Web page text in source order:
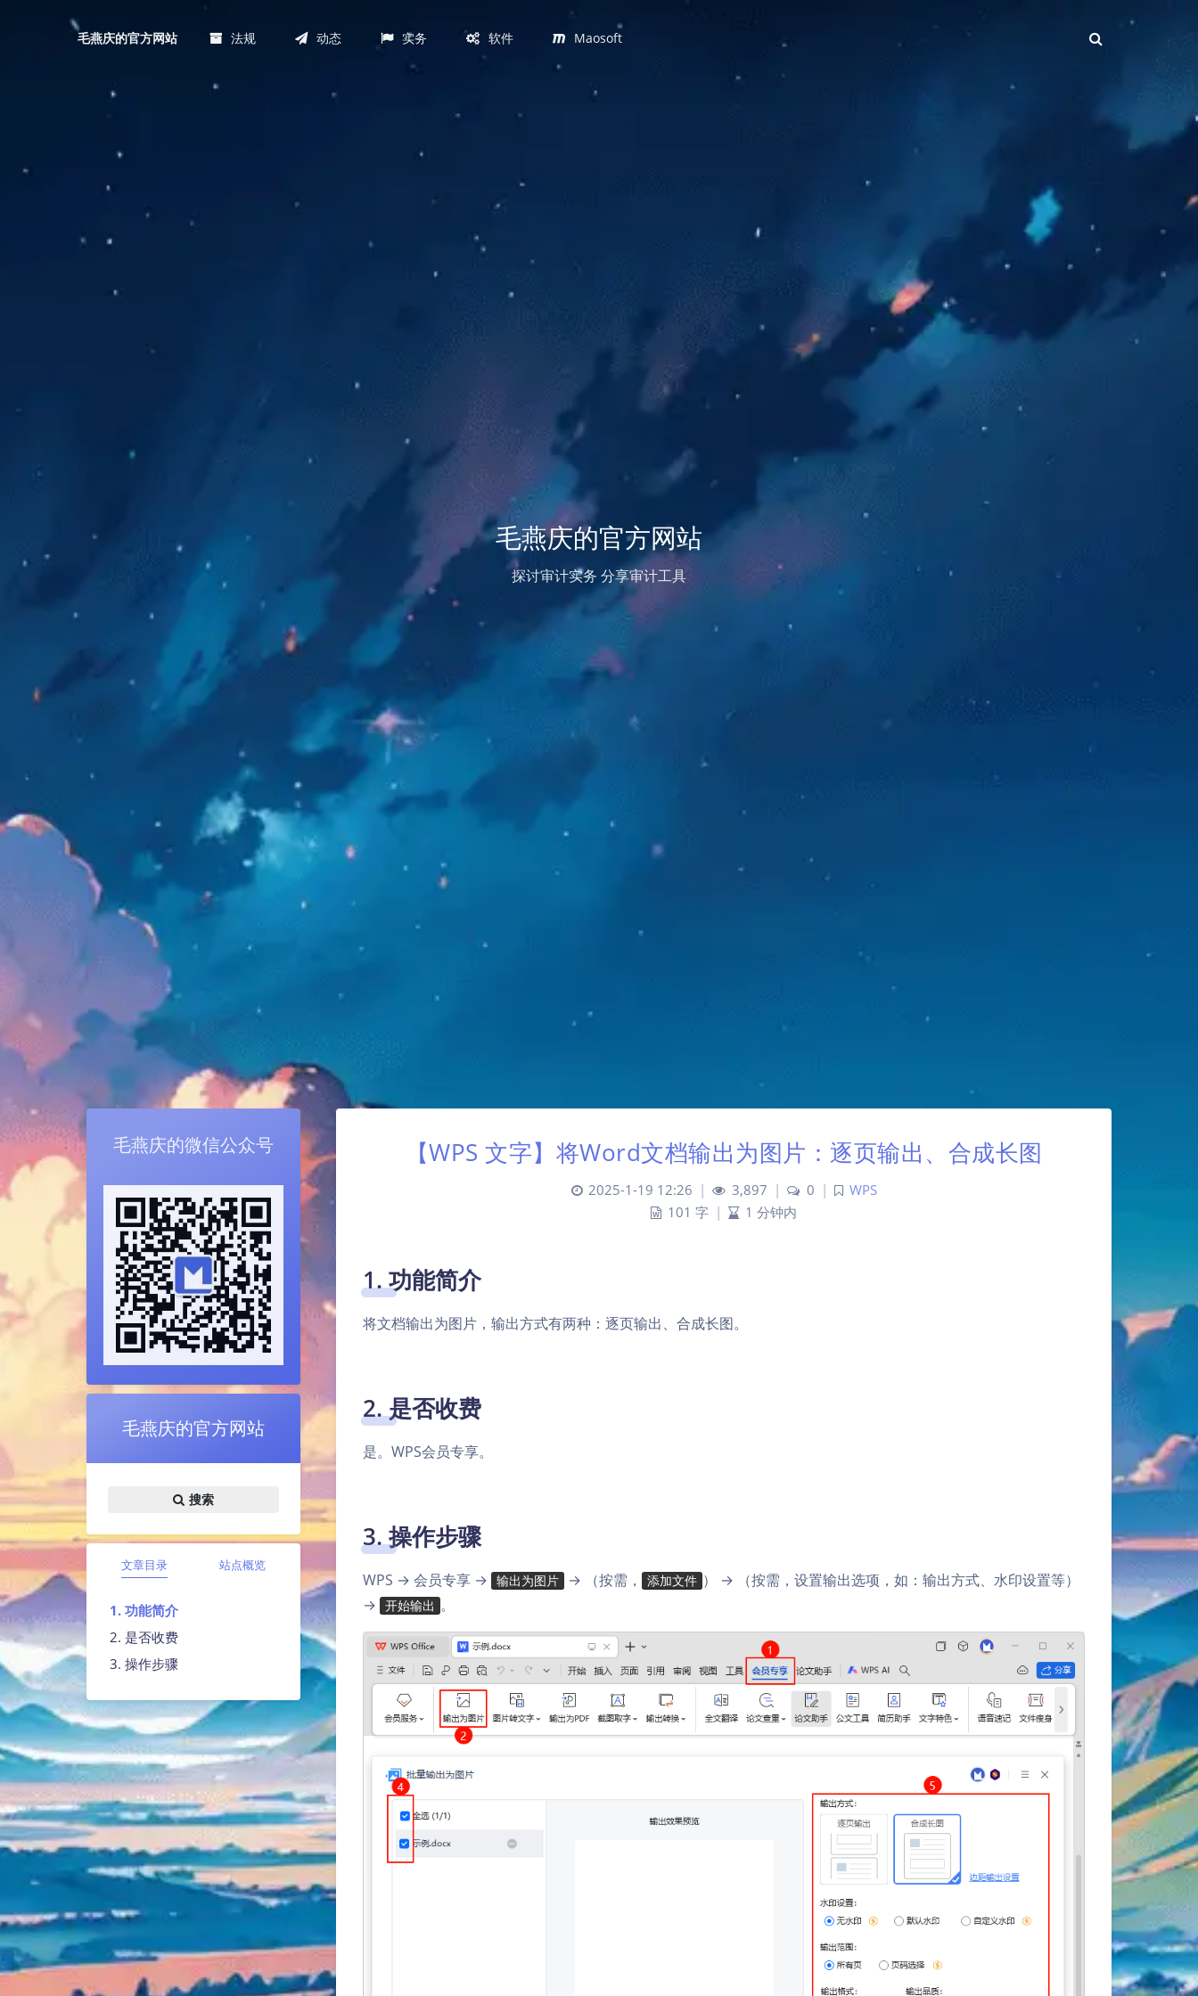
毛燕庆的官方网站 法规 动态 实务 软件 Maosoft
毛燕庆的官方网站
探讨审计实务 分享审计工具
毛燕庆的微信公众号
毛燕庆的官方网站
搜索
文章目录 站点概览
1. 功能简介
2. 是否收费
3. 操作步骤
【WPS 文字】将Word文档输出为图片：逐页输出、合成长图
2025-1-19 12:26 3,897 0
WPS
101 字
1 分钟内
1. 功能简介
将文档输出为图片，输出方式有两种：逐页输出、合成长图。
2. 是否收费
是。WPS会员专享。
3. 操作步骤
WPS → 会员专享 → 输出为图片 → （按需， 添加文件 ） → （按需，设置输出选项，如：输出方式、水印设置等）
→
开始输出 。